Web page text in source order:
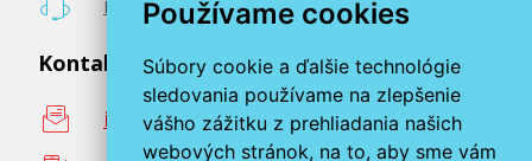
Používame cookies
Súbory cookie a ďalšie technológie
sledovania používame na zlepšenie
vášho zážitku z prehliadania našich
webových stránok, na to, aby sme vám
Poradenstvo zadarmo
Kontaktujte nás
info@miroluk.sk